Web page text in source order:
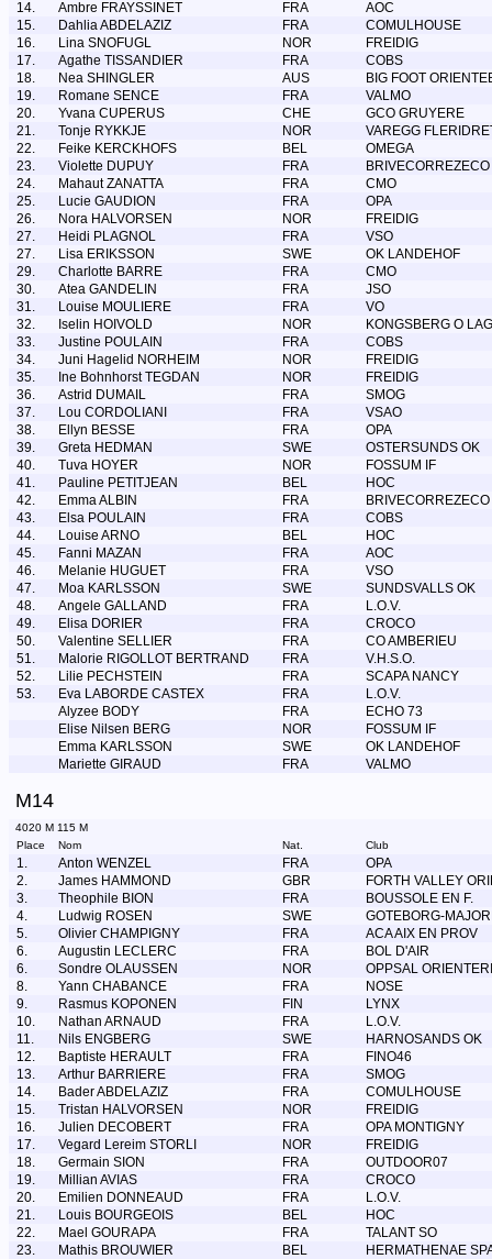
14. Ambre FRAYSSINET FRA
AOC
15.
Dahlia ABDELAZIZ FRA
COMULHOUSE
16.
Lina SNOFUGL NOR
FREIDIG
17.
Agathe TISSANDIER FRA
COBS
18.
Nea SHINGLER AUS
BIG FOOT
19.
Romane SENCE FRA
VALMO
20.
Yvana CUPERUS CHE
GCO GRUYERE
21.
Tonje RYKKJE NOR
VAREGG
22.
Feike KERCKHOFS BEL
OMEGA
23.
Violette DUPUY FRA
BRIVECORREZECO
24.
Mahaut ZANATTA FRA
CMO
25.
Lucie GAUDION FRA
OPA
26.
Nora HALVORSEN NOR
FREIDIG
27.
Heidi PLAGNOL FRA
VSO
27.
Lisa ERIKSSON SWE
OK LANDEHOF
29.
Charlotte BARRE FRA
CMO
30.
Atea GANDELIN FRA
JSO
31.
Louise MOULIERE FRA
VO
32.
Iselin HOIVOLD NOR
KONGSBERG O LAG
33.
Justine POULAIN FRA
COBS
34.
Juni Hagelid NORHEIM NOR
FREIDIG
35.
Ine Bohnhorst TEGDAN NOR
FREIDIG
36.
Astrid DUMAIL FRA
SMOG
37.
Lou CORDOLIANI FRA
VSAO
38.
Ellyn BESSE FRA
OPA
39.
Greta HEDMAN SWE
OSTERSUNDS OK
40.
Tuva HOYER NOR
FOSSUM IF
41.
Pauline PETITJEAN BEL
HOC
42.
Emma ALBIN FRA
BRIVECORREZECO
43.
Elsa POULAIN FRA
COBS
44.
Louise ARNO BEL
HOC
45.
Fanni MAZAN FRA
AOC
46.
Melanie HUGUET FRA
VSO
47.
Moa KARLSSON SWE
SUNDSVALLS OK
48.
Angele GALLAND FRA
L.O.V.
49.
Elisa DORIER FRA
CROCO
50.
Valentine SELLIER FRA
CO AMBERIEU
51.
Malorie RIGOLLOT BERTRAND FRA
V.H.S.O.
52.
Lilie PECHSTEIN FRA
SCAPA NANCY
53.
Eva LABORDE CASTEX FRA
L.O.V.
Alyzee BODY
FRA
ECHO 73
Elise Nilsen BERG
NOR
FOSSUM IF
Emma KARLSSON
SWE
OK LANDEHOF
Mariette GIRAUD
FRA VALMO
M14
4020 M 115 M
Place
Nom Nat. Club
1. Anton WENZEL FRA
OPA
2.
James HAMMOND GBR
FORTH VALLEY
3.
Theophile BION FRA
BOUSSOLE EN F.
4.
Ludwig ROSEN SWE
GOTEBORG-
5.
Olivier CHAMPIGNY FRA
ACA AIX EN PROV
6.
Augustin LECLERC FRA
BOL D'AIR
6.
Sondre OLAUSSEN NOR
OPPSAL
8.
Yann CHABANCE FRA
NOSE
9.
Rasmus KOPONEN FIN
LYNX
10.
Nathan ARNAUD FRA
L.O.V.
11.
Nils ENGBERG SWE
HARNOSANDS OK
12.
Baptiste HERAULT FRA
FINO46
13.
Arthur BARRIERE FRA
SMOG
14.
Bader ABDELAZIZ FRA
COMULHOUSE
15.
Tristan HALVORSEN NOR
FREIDIG
16.
Julien DECOBERT FRA
OPA MONTIGNY
17.
Vegard Lereim STORLI NOR
FREIDIG
18.
Germain SION FRA
OUTDOOR07
19.
Millian AVIAS FRA
CROCO
20.
Emilien DONNEAUD FRA
L.O.V.
21.
Louis BOURGEOIS BEL
HOC
22.
Mael GOURAPA FRA
TALANT SO
23.
Mathis BROUWIER BEL
HERMATHENAE